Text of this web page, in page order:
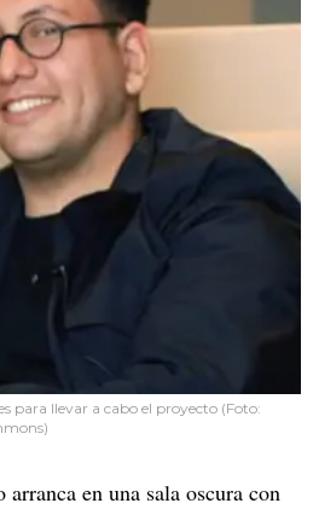
para llevar a cabo el proyecto (Foto:
en una sala oscura con